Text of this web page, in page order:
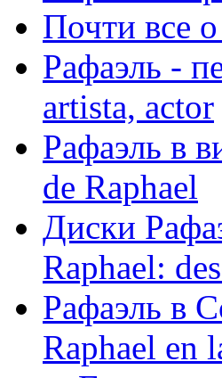
Почти все
Рафаэль -
artista, actor
Рафаэль в
de Raphael
Диски
Raphael:
Рафаэль в
Raphael en